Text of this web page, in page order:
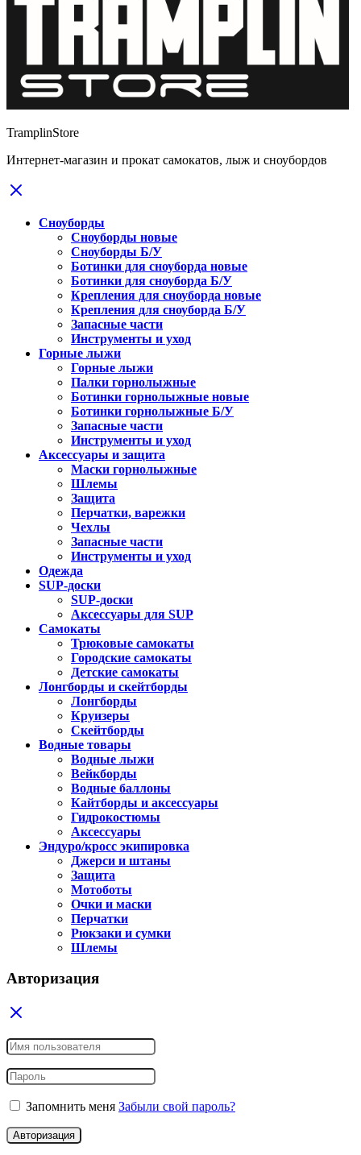
TramplinStore
Интернет-магазин и прокат самокатов, лыж и сноубордов
Сноуборды
Сноуборды новые
Сноуборды Б/У
Ботинки для сноуборда новые
Ботинки для сноуборда Б/У
Крепления для сноуборда новые
Крепления для сноуборда Б/У
Запасные части
Инструменты и уход
Горные лыжи
Горные лыжи
Палки горнолыжные
Ботинки горнолыжные новые
Ботинки горнолыжные Б/У
Запасные части
Инструменты и уход
Аксессуары и защита
Маски горнолыжные
Шлемы
Защита
Перчатки, варежки
Чехлы
Запасные части
Инструменты и уход
Одежда
SUP-доски
SUP-доски
Аксессуары для SUP
Самокаты
Трюковые самокаты
Городские самокаты
Детские самокаты
Лонгборды и скейтборды
Лонгборды
Круизеры
Скейтборды
Водные товары
Водные лыжи
Вейкборды
Водные баллоны
Кайтборды и аксессуары
Гидрокостюмы
Аксессуары
Эндуро/кросс экипировка
Джерси и штаны
Защита
Мотоботы
Очки и маски
Перчатки
Рюкзаки и сумки
Шлемы
Авторизация
Запомнить меня Забыли свой пароль?
Авторизация